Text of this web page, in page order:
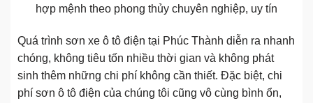
hợp mệnh theo phong thủy chuyên nghiệp, uy tín
Quá trình sơn xe ô tô điện tại Phúc Thành diễn ra nhanh
chóng, không tiêu tốn nhiều thời gian và không phát
sinh thêm những chi phí không cần thiết. Đặc biệt, chi
phí sơn ô tô điện của chúng tôi cũng vô cùng bình ổn,